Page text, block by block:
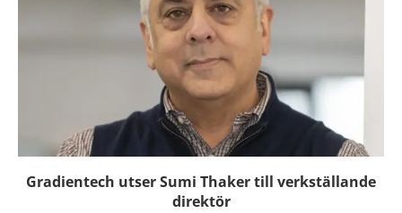
Gradientech utser Sumi Thaker till verkställande
direktör